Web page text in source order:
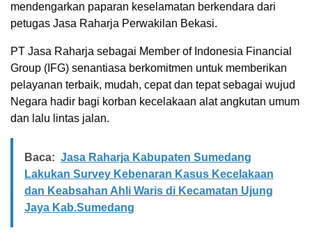
mendengarkan paparan keselamatan berkendara dari
petugas Jasa Raharja Perwakilan Bekasi.
PT Jasa Raharja sebagai Member of Indonesia Financial
Group (IFG) senantiasa berkomitmen untuk memberikan
pelayanan terbaik, mudah, cepat dan tepat sebagai wujud
Negara hadir bagi korban kecelakaan alat angkutan umum
dan lalu lintas jalan.
Baca: Jasa Raharja Kabupaten Sumedang
Lakukan Survey Kebenaran Kasus Kecelakaan
dan Keabsahan Ahli Waris di Kecamatan Ujung
Jaya Kab.Sumedang